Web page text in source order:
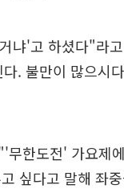
냐'고 하셨다"라
. 불만이 많으시
무한도전' 가요제
싶다고 말해 좌